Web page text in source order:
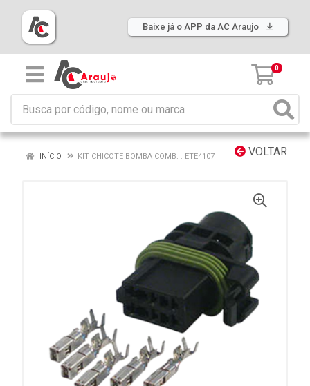
Baixe já o APP da AC Araujo
0
VOLTAR
INÍCIO KIT CHICOTE BOMBA COMB. : ETE4107